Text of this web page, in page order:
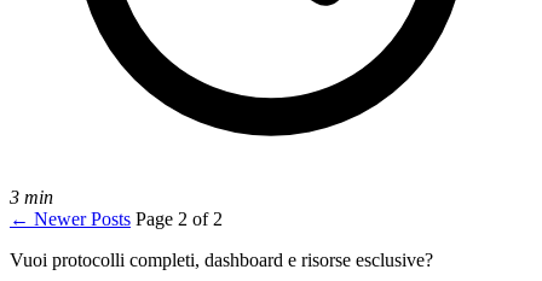
3 min
← Newer Posts Page 2 of 2
Vuoi protocolli completi, dashboard e risorse esclusive?